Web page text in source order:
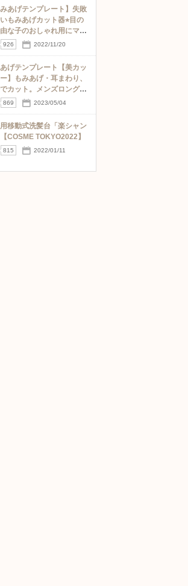
みあげテンプレート】失敗
いもみあげカット器⭐︎目の
な子のおしゃれ用にママ
！【体験会】
926 2022/11/20
げテンプレート【美カッ
】もみあげ・耳まわり、
カット。メンズロングヘ
869 2023/05/04
移動式洗髪台「楽シャン
COSME TOKYO2022】
815 2022/01/11